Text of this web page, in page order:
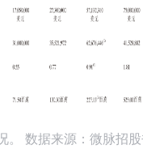
。 数据来源：微脉招